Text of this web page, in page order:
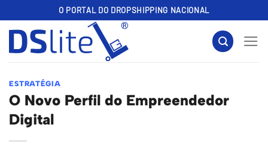
to
content
O PORTAL DO DROPSHIPPING NACIONAL
ESTRATÉGIA
O Novo Perfil do Empreendedor
Digital